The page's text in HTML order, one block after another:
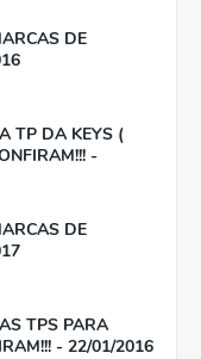
DE
TP DA KEYS (
-
DE
TPS PARA
- 22/01/2016